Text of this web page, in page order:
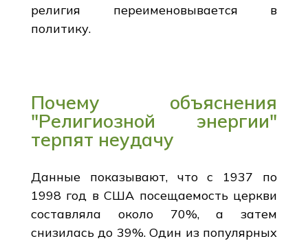
религия переименовывается в
политику.
Почему объяснения
"Религиозной энергии"
терпят неудачу
Данные показывают, что с 1937 по
1998 год в США посещаемость церкви
составляла около 70%, а затем
снизилась до 39%. Один из популярных